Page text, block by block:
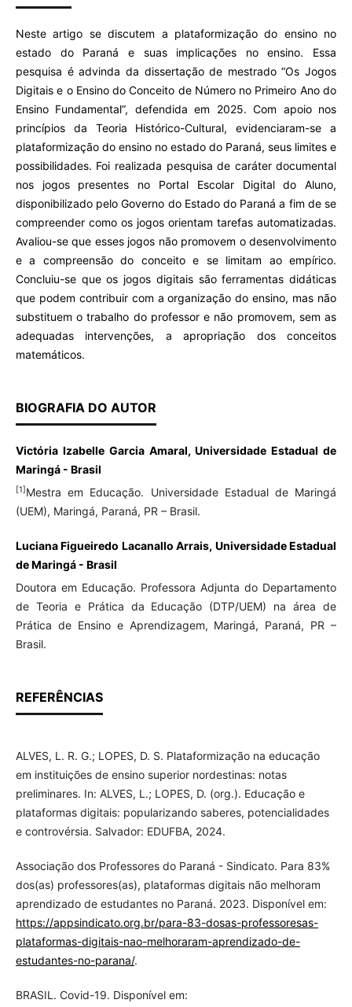
Neste artigo se discutem a plataformização do ensino no
estado do Paraná e suas implicações no ensino. Essa
pesquisa é advinda da dissertação de mestrado “Os Jogos
Digitais e o Ensino do Conceito de Número no Primeiro Ano do
Ensino Fundamental”, defendida em 2025. Com apoio nos
princípios da Teoria Histórico-Cultural, evidenciaram-se a
plataformização do ensino no estado do Paraná, seus limites e
possibilidades. Foi realizada pesquisa de caráter documental
nos jogos presentes no Portal Escolar Digital do Aluno,
disponibilizado pelo Governo do Estado do Paraná a fim de se
compreender como os jogos orientam tarefas automatizadas.
Avaliou-se que esses jogos não promovem o desenvolvimento
e a compreensão do conceito e se limitam ao empírico.
Concluiu-se que os jogos digitais são ferramentas didáticas
que podem contribuir com a organização do ensino, mas não
substituem o trabalho do professor e não promovem, sem as
adequadas intervenções, a apropriação dos conceitos
matemáticos.
BIOGRAFIA DO AUTOR
Victória Izabelle Garcia Amaral, Universidade Estadual de
Maringá - Brasil
[1]Mestra em Educação. Universidade Estadual de Maringá
(UEM), Maringá, Paraná, PR – Brasil.
Luciana Figueiredo Lacanallo Arrais, Universidade Estadual
de Maringá - Brasil
Doutora em Educação. Professora Adjunta do Departamento
de Teoria e Prática da Educação (DTP/UEM) na área de
Prática de Ensino e Aprendizagem, Maringá, Paraná, PR –
Brasil.
REFERÊNCIAS
ALVES, L. R. G.; LOPES, D. S. Plataformização na educação
em instituições de ensino superior nordestinas: notas
preliminares. In: ALVES, L.; LOPES, D. (org.). Educação e
plataformas digitais: popularizando saberes, potencialidades
e controvérsia. Salvador: EDUFBA, 2024.
Associação dos Professores do Paraná - Sindicato. Para 83%
dos(as) professores(as), plataformas digitais não melhoram
aprendizado de estudantes no Paraná. 2023. Disponível em:
https://appsindicato.org.br/para-83-dosas-professoresas-
plataformas-digitais-nao-melhoraram-aprendizado-de-
estudantes-no-parana/.
BRASIL. Covid-19. Disponível em: